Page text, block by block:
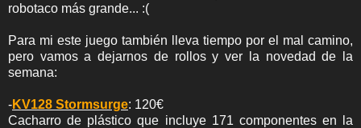
robotaco más grande... :(
Para mi este juego también lleva tiempo por el mal camino,
pero vamos a dejarnos de rollos y ver la novedad de la
semana:
-KV128 Stormsurge: 120€
Cacharro de plástico que incluye 171 componentes en la